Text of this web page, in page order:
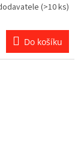
(>10 ks)
Do košíku